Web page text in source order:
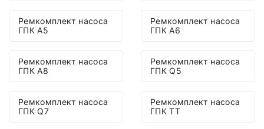
Ремкомплект насоса
ГПК A5
Ремкомплект насоса
ГПК A6
Ремкомплект насоса
ГПК A8
Ремкомплект насоса
ГПК Q5
Ремкомплект насоса
ГПК Q7
Ремкомплект насоса
ГПК TT